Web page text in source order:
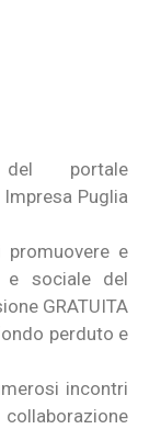
portale
Puglia
e
e sociale del
GRATUITA
perduto e
incontri